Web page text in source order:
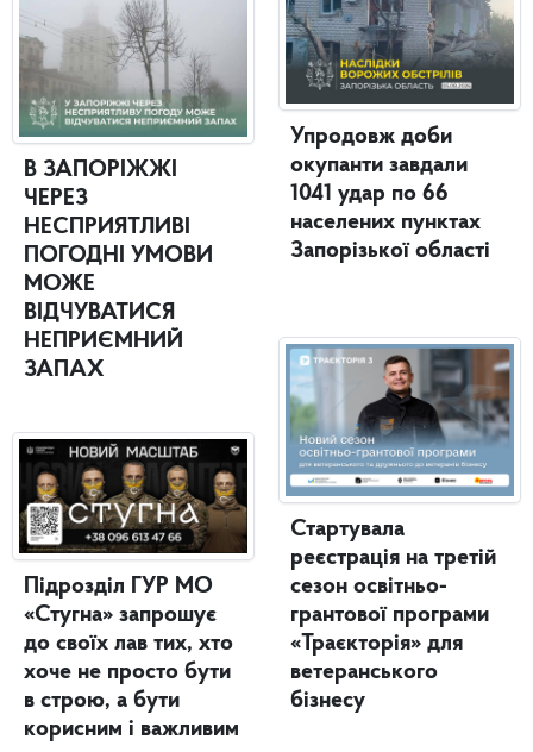
В ЗАПОРІЖЖІ
ЧЕРЕЗ
НЕСПРИЯТЛИВІ
ПОГОДНІ УМОВИ
МОЖЕ
ВІДЧУВАТИСЯ
НЕПРИЄМНИЙ
ЗАПАХ
Підрозділ ГУР МО
«Стугна» запрошує
до своїх лав тих, хто
хоче не просто бути
в строю, а бути
корисним і важливим
Упродовж доби
окупанти завдали
1041 удар по 66
населених пунктах
Запорізької області
Стартувала
реєстрація на третій
сезон освітньо-
грантової програми
«Траєкторія» для
ветеранського
бізнесу